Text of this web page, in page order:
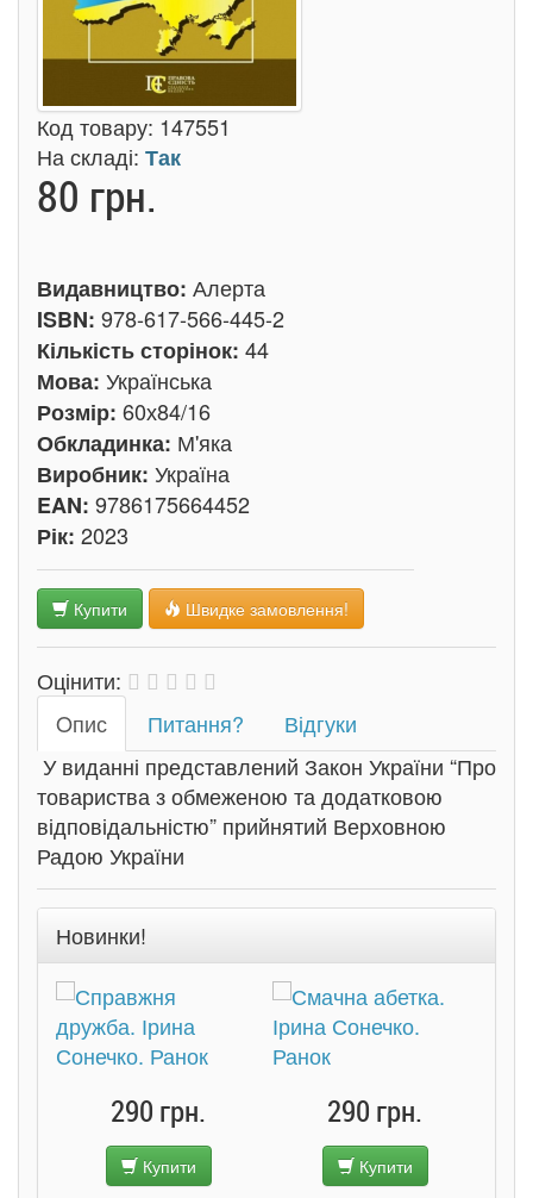
Код товару: 147551
На складі: Так
80 грн.
Видавництво: Алерта
ISBN: 978-617-566-445-2
Кількість сторінок: 44
Мова: Українська
Розмір: 60х84/16
Обкладинка: М'яка
Виробник: Україна
EAN: 9786175664452
Рік: 2023
Купити Швидке замовлення!
Оцінити:
Oпис
Питання?
Відгуки
У виданні представлений Закон України “Про
товариства з обмеженою та додатковою
відповідальністю” прийнятий Верховною
Радою України
Новинки!
290 грн.
Купити
290 грн.
Купити